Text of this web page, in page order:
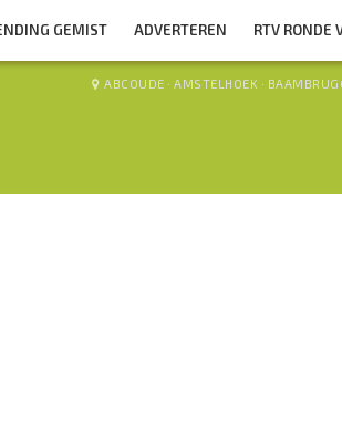
GEMIST ADVERTEREN RTV RONDE
ABCOUDE · AMSTELHOEK ·